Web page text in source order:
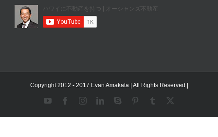
Copyright 2012 - 2017 Evan Amakata | All Rights Reserved |
YouTubeFacebookInstagramLinkedInSkype PinterestTumblr